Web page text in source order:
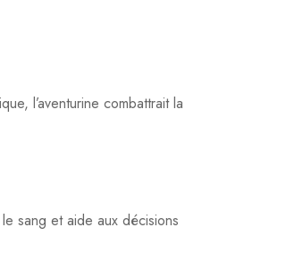
l’aventurine combattrait la
sang et aide aux décisions